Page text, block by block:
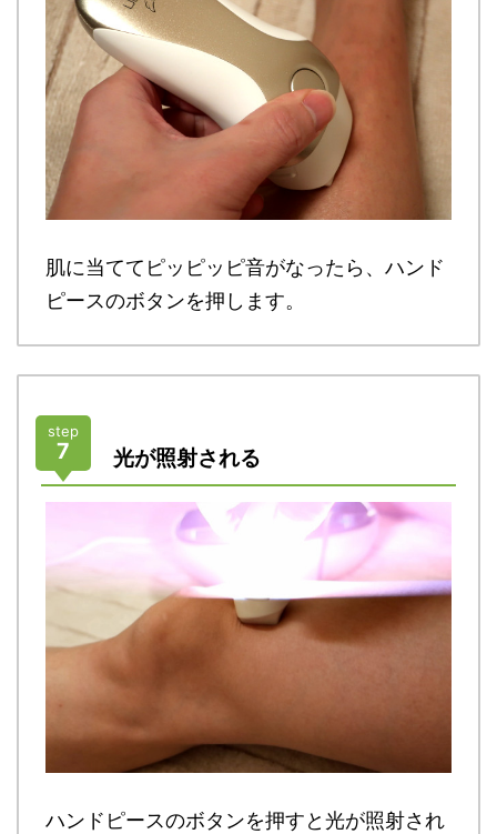
肌に当ててピッピッピ音がなったら、ハンド
ピースのボタンを押します。
step
7 光が照射される
ハンドピースのボタンを押すと光が照射され